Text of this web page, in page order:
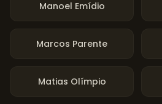
Manoel Emídio
Marcos Parente
Matias Olímpio